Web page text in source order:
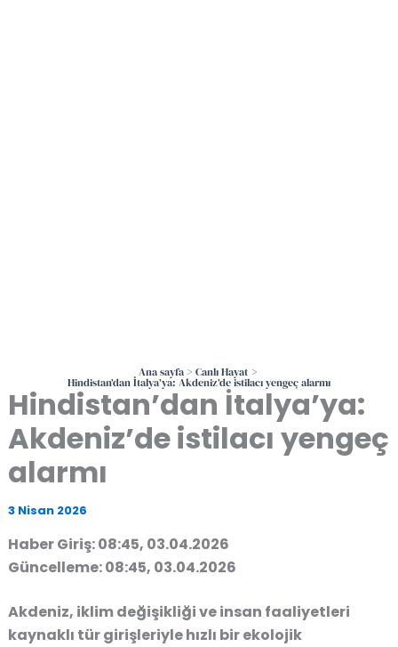
Ana sayfa Canlı Hayat
Hindistan’dan İtalya’ya: Akdeniz’de istilacı yengeç alarmı
Hindistan’dan İtalya’ya:
Akdeniz’de istilacı yengeç
alarmı
3 Nisan 2026
Haber Giriş: 08:45, 03.04.2026
Güncelleme: 08:45, 03.04.2026
Akdeniz, iklim değişikliği ve insan faaliyetleri
kaynaklı tür girişleriyle hızlı bir ekolojik